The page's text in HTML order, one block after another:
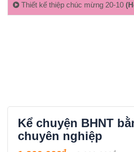
Thiết kế thiệp chúc mừng 20-10
Kể chuyện BHNT
chuyên nghiệp